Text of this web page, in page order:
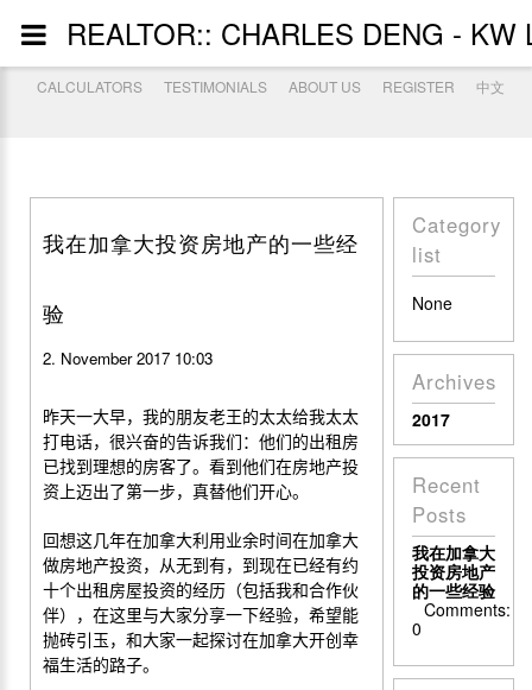
CALCULATORS TESTIMONIALS ABOUT US REGISTER 中文
我在加拿大投资房地产的一些经
验
2. November 2017 10:03
昨天一大早，我的朋友老王的太太给我太太
打电话，很兴奋的告诉我们：他们的出租房
已找到理想的房客了。看到他们在房地产投
资上迈出了第一步，真替他们开心。
回想这几年在加拿大利用业余时间在加拿大
做房地产投资，从无到有，到现在已经有约
十个出租房屋投资的经历（包括我和合作伙
伴），在这里与大家分享一下经验，希望能
抛砖引玉，和大家一起探讨在加拿大开创幸
福生活的路子。
Category
list
None
Archives
2017
Recent
Posts
我在加拿大
投资房地产
的一些经验
Comments:
0
REALTOR:: CHARLES DENG -